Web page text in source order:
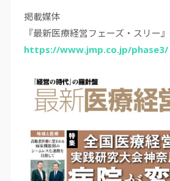
掲載媒体
『最新医療経営フェーズ・スリー』
https://www.jmp.co.jp/phase3/